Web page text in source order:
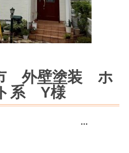
外壁塗装 ホ
系 Y様
After …